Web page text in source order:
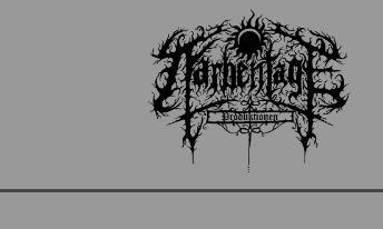
16 pro Seite
pro Seite